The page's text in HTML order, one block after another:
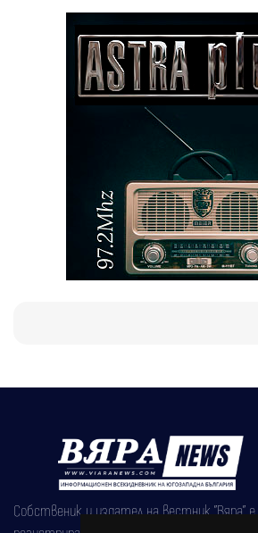
Собственик и издател на вестник "Вяра" е